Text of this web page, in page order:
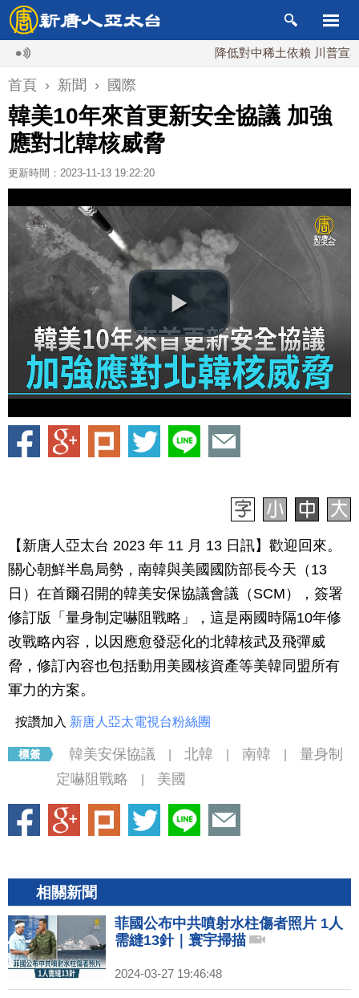
降低對中稀土依賴 川普宣布礦業
首頁 › 新聞 › 國際
韓美10年來首更新安全協議 加強
應對北韓核威脅
更新時間：2023-11-13 19:22:20
【新唐人亞太台 2023 年 11 月 13 日訊】歡迎回來。
關心朝鮮半島局勢，南韓與美國國防部長今天（13
日）在首爾召開的韓美安保協議會議（SCM），簽署
修訂版「量身制定嚇阻戰略」，這是兩國時隔10年修
改戰略內容，以因應愈發惡化的北韓核武及飛彈威
脅，修訂內容也包括動用美國核資產等美韓同盟所有
軍力的方案。
按讚加入 新唐人亞太電視台粉絲團
韓美安保協議 北韓 南韓
量身制
定嚇阻戰略
美國
相關新聞
菲國公布中共噴射水柱傷者照片 1人
需縫13針｜寰宇掃描
2024-03-27 19:46:48